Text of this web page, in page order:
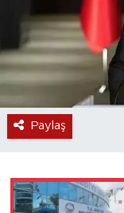
Paylaş
Turizm